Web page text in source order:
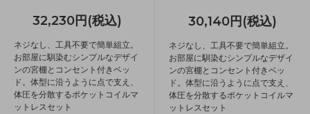
32,230円(税込)
ネジなし、工具不要で簡単組立。
お部屋に馴染むシンプルなデザイ
ンの宮棚とコンセント付きベッ
ド。体型に沿うように点で支え、
体圧を分散するポケットコイルマ
ットレスセット
30,140円(税込)
ネジなし、工具不要で簡単組立。
お部屋に馴染むシンプルなデザイ
ンの宮棚とコンセント付きベッ
ド。体型に沿うように点で支え、
体圧を分散するポケットコイルマ
ットレスセット